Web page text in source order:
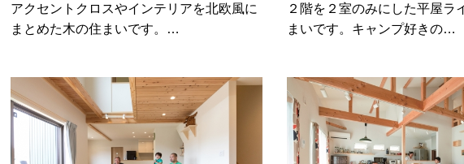
アクセントクロスやインテリアを北欧風に
まとめた木の住まいです。…
２階を２室のみにした平屋ラ
まいです。キャンプ好きの…